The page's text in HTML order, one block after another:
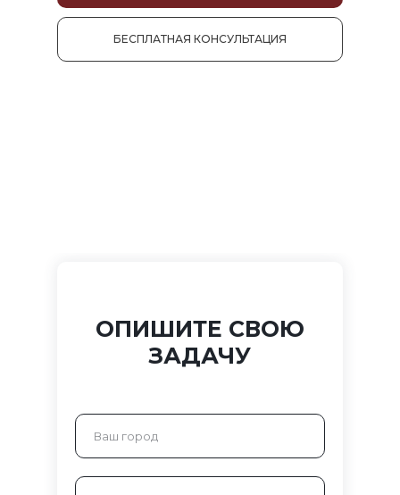
БЕСПЛАТНАЯ КОНСУЛЬТАЦИЯ
ОПИШИТЕ СВОЮ
ЗАДАЧУ